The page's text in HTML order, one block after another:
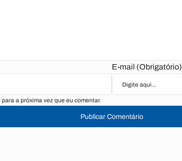
E-mail (Obrigatório)
a próxima vez que eu comentar.
Publicar Comentário